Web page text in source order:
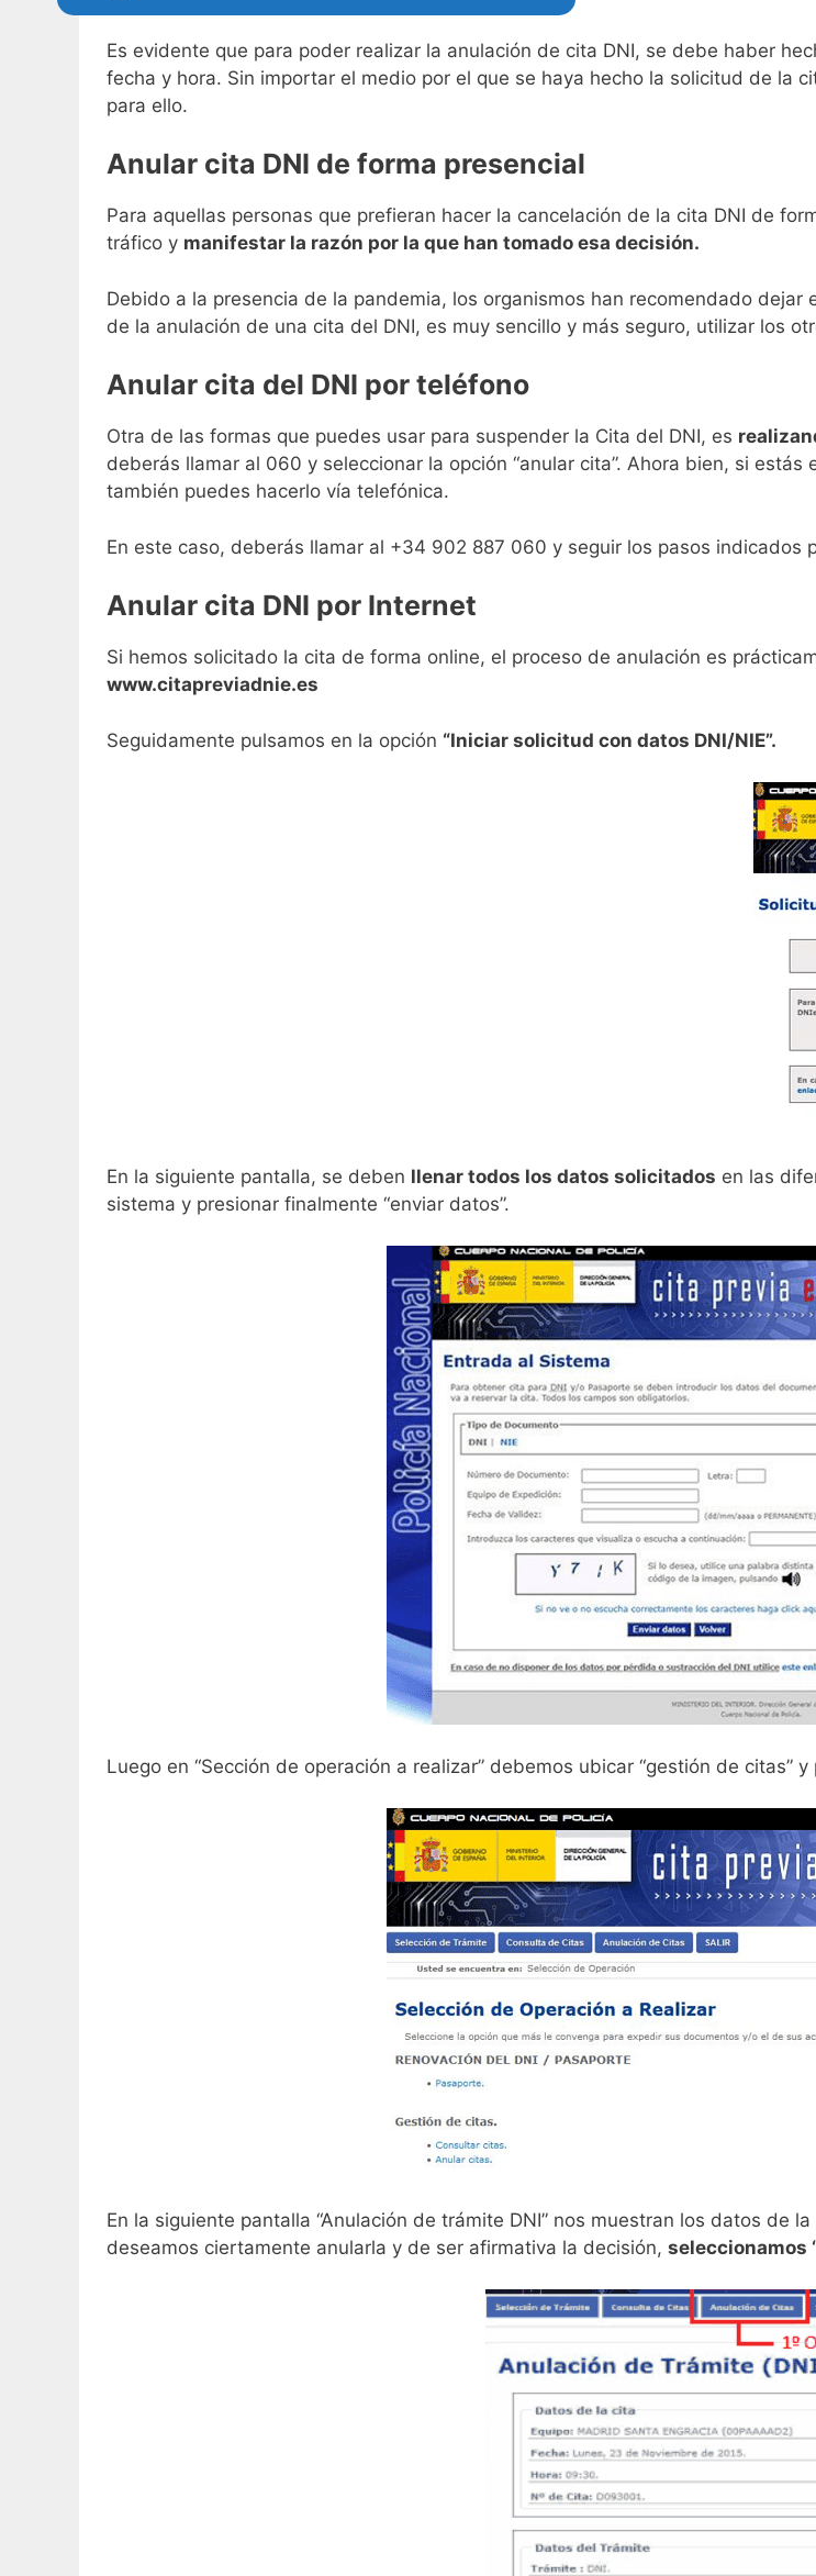
Es evidente que para poder realizar la anulación de cita DNI, se debe haber
fecha y hora. Sin importar el medio por el que se haya hecho la solicitud de la
para ello.
Anular cita DNI de forma presencial
Para aquellas personas que prefieran hacer la cancelación de la cita DNI de
tráfico y manifestar la razón por la que han tomado esa decisión.
Debido a la presencia de la pandemia, los organismos han recomendado
de la anulación de una cita del DNI, es muy sencillo y más seguro, utilizar los
Anular cita del DNI por teléfono
Otra de las formas que puedes usar para suspender la Cita del DNI, es
deberás llamar al 060 y seleccionar la opción “anular cita”. Ahora bien, si
también puedes hacerlo vía telefónica.
En este caso, deberás llamar al +34 902 887 060 y seguir los pasos indicados
Anular cita DNI por Internet
Si hemos solicitado la cita de forma online, el proceso de anulación es
www.citapreviadnie.es
Seguidamente pulsamos en la opción “Iniciar solicitud con datos DNI/NIE”.
En la siguiente pantalla, se deben llenar todos los datos solicitados en las
sistema y presionar finalmente “enviar datos”.
Luego en “Sección de operación a realizar” debemos ubicar “gestión de citas” y
En la siguiente pantalla “Anulación de trámite DNI” nos muestran los datos de
deseamos ciertamente anularla y de ser afirmativa la decisión, seleccionamos